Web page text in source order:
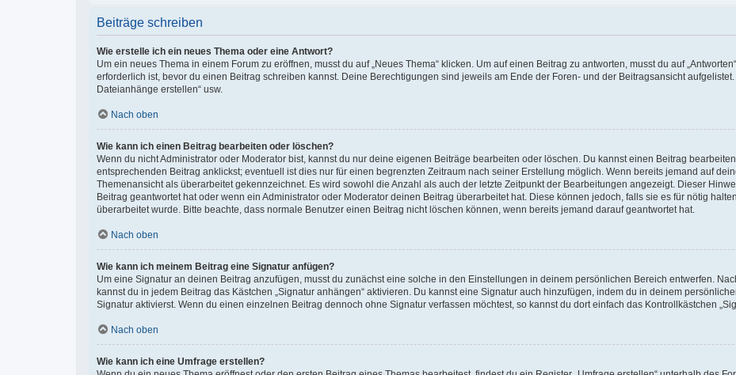
Beiträge schreiben
Wie erstelle ich ein neues Thema oder eine Antwort?
Um ein neues Thema in einem Forum zu eröffnen, musst du auf „Neues Thema“ klicken. Um auf einen Beitrag zu antworten, musst du auf
erforderlich ist, bevor du einen Beitrag schreiben kannst. Deine Berechtigungen sind jeweils am Ende der Foren- und der Beitragsansicht aufgelistet.
Dateianhänge erstellen“ usw.
Nach oben
Wie kann ich einen Beitrag bearbeiten oder löschen?
Wenn du nicht Administrator oder Moderator bist, kannst du nur deine eigenen Beiträge bearbeiten oder löschen. Du kannst einen Beitrag
entsprechenden Beitrag anklickst; eventuell ist dies nur für einen begrenzten Zeitraum nach seiner Erstellung möglich. Wenn bereits jemand auf
Themenansicht als überarbeitet gekennzeichnet. Es wird sowohl die Anzahl als auch der letzte Zeitpunkt der Bearbeitungen angezeigt. Dieser
Beitrag geantwortet hat oder wenn ein Administrator oder Moderator deinen Beitrag überarbeitet hat. Diese können jedoch, falls sie es für nötig
überarbeitet wurde. Bitte beachte, dass normale Benutzer einen Beitrag nicht löschen können, wenn bereits jemand darauf geantwortet hat.
Nach oben
Wie kann ich meinem Beitrag eine Signatur anfügen?
Um eine Signatur an deinen Beitrag anzufügen, musst du zunächst eine solche in den Einstellungen in deinem persönlichen Bereich entwerfen.
kannst du in jedem Beitrag das Kästchen „Signatur anhängen“ aktivieren. Du kannst eine Signatur auch hinzufügen, indem du in deinem
Signatur aktivierst. Wenn du einen einzelnen Beitrag dennoch ohne Signatur verfassen möchtest, so kannst du dort einfach das Kontrollkästchen
Nach oben
Wie kann ich eine Umfrage erstellen?